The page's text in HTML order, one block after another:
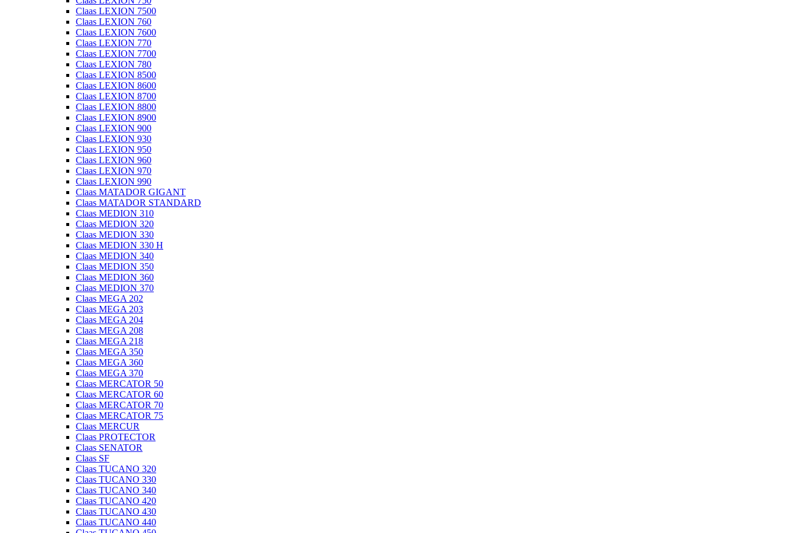
Claas LEXION 7500
Claas LEXION 760
Claas LEXION 7600
Claas LEXION 770
Claas LEXION 7700
Claas LEXION 780
Claas LEXION 8500
Claas LEXION 8600
Claas LEXION 8700
Claas LEXION 8800
Claas LEXION 8900
Claas LEXION 900
Claas LEXION 930
Claas LEXION 950
Claas LEXION 960
Claas LEXION 970
Claas LEXION 990
Claas MATADOR GIGANT
Claas MATADOR STANDARD
Claas MEDION 310
Claas MEDION 320
Claas MEDION 330
Claas MEDION 330 H
Claas MEDION 340
Claas MEDION 350
Claas MEDION 360
Claas MEDION 370
Claas MEGA 202
Claas MEGA 203
Claas MEGA 204
Claas MEGA 208
Claas MEGA 218
Claas MEGA 350
Claas MEGA 360
Claas MEGA 370
Claas MERCATOR 50
Claas MERCATOR 60
Claas MERCATOR 70
Claas MERCATOR 75
Claas MERCUR
Claas PROTECTOR
Claas SENATOR
Claas SF
Claas TUCANO 320
Claas TUCANO 330
Claas TUCANO 340
Claas TUCANO 420
Claas TUCANO 430
Claas TUCANO 440